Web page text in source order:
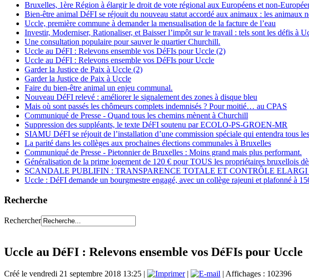
Bruxelles, 1ère Région à élargir le droit de vote régional aux Européens et non-
Bien-être animal DéFI se réjouit du nouveau statut accordé aux animaux : les animaux
Uccle, première commune à demander la mensualisation de la facture de l’eau
Investir, Moderniser, Rationaliser, et Baisser l’impôt sur le travail : tels sont les défis à
Une consultation populaire pour sauver le quartier Churchill.
Uccle au DéFI : Relevons ensemble vos DéFIs pour Uccle (2)
Uccle au DéFI : Relevons ensemble vos DéFIs pour Uccle
Garder la Justice de Paix à Uccle (2)
Garder la Justice de Paix à Uccle
Faire du bien-être animal un enjeu communal.
Nouveau DéFI relevé : améliorer le signalement des zones à disque bleu
Mais où sont passés les chômeurs complets indemnisés ? Pour moitié… au CPAS
Communiqué de Presse - Quand tous les chemins mènent à Churchill
Suppression des suppléants, le texte DéFI soutenu par ECOLO-PS-GROEN-MR
SIAMU DéFI se réjouit de l’installation d’une commission spéciale qui entendra tous
La parité dans les collèges aux prochaines élections communales à Bruxelles
Communiqué de Presse - Pietonnier de Bruxelles : Moins grand mais plus performant.
Généralisation de la prime logement de 120 € pour TOUS les propriétaires bruxellois
SCANDALE PUBLIFIN : TRANSPARENCE TOTALE ET CONTRÔLE ELARGI
Uccle : DéFI demande un bourgmestre engagé, avec un collège rajeuni et plafonné à
Recherche
Rechercher
Uccle au DéFI : Relevons ensemble vos DéFIs pour Uccle
Créé le vendredi 21 septembre 2018 13:25 | | | Affichages : 102396